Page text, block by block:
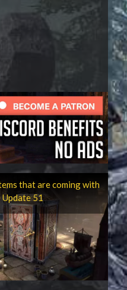
that are coming with
Update 51